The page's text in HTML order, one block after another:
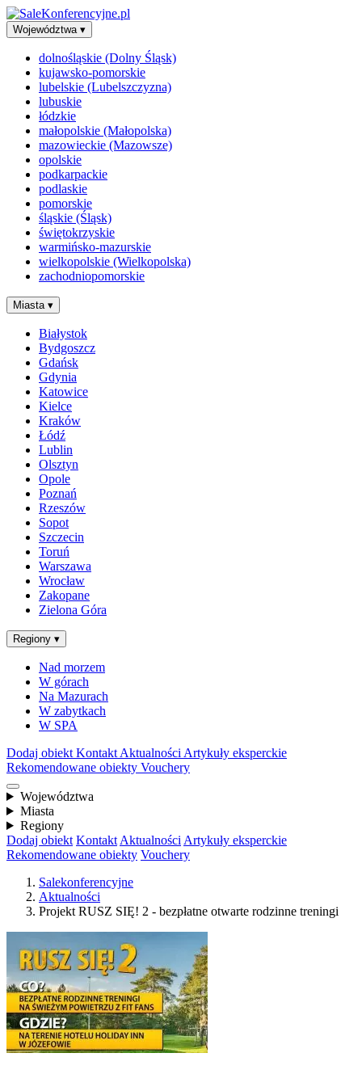
Województwa ▾
dolnośląskie (Dolny Śląsk)
kujawsko-pomorskie
lubelskie (Lubelszczyzna)
lubuskie
łódzkie
małopolskie (Małopolska)
mazowieckie (Mazowsze)
opolskie
podkarpackie
podlaskie
pomorskie
śląskie (Śląsk)
świętokrzyskie
warmińsko-mazurskie
wielkopolskie (Wielkopolska)
zachodniopomorskie
Miasta ▾
Białystok
Bydgoszcz
Gdańsk
Gdynia
Katowice
Kielce
Kraków
Łódź
Lublin
Olsztyn
Opole
Poznań
Rzeszów
Sopot
Szczecin
Toruń
Warszawa
Wrocław
Zakopane
Zielona Góra
Regiony ▾
Nad morzem
W górach
Na Mazurach
W zabytkach
W SPA
Dodaj obiekt Kontakt Aktualności Artykuły eksperckie
Rekomendowane obiekty Vouchery
Województwa
Miasta
Regiony
Dodaj obiekt Kontakt Aktualności Artykuły eksperckie
Rekomendowane obiekty Vouchery
Salekonferencyjne
Aktualności
Projekt RUSZ SIĘ! 2 - bezpłatne otwarte rodzinne treningi